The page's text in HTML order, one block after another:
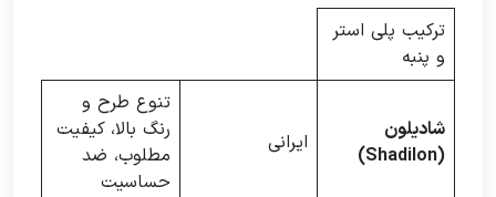
ترکیب پلی استر
و پنبه
شادیلون
(Shadilon)
ایرانی
تنوع طرح و
رنگ بالا، کیفیت
مطلوب، ضد
حساسیت